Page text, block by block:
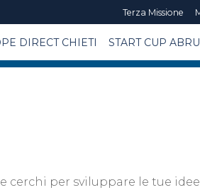
Terza Missione
DIRECT CHIETI START CUP
cerchi per sviluppare le tue